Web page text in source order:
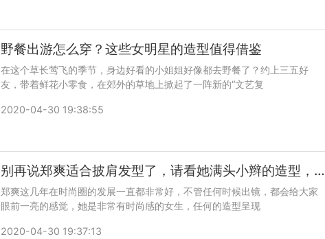
野餐出游怎么穿？这些女明星的造型值得借鉴
在这个草长莺飞的季节，身边好看的小姐姐好像都去野餐了？约上三五好
友，带着鲜花小零食，在郊外的草地上掀起了一阵新的“文艺复
2020-04-30 19:38:55
别再说郑爽适合披肩发型了，请看她满头小辫的造型，别有一番风味
郑爽这几年在时尚圈的发展一直都非常好，不管任何时候出镜，都会给大家
眼前一亮的感觉，她是非常有时尚感的女生，任何的造型呈现
2020-04-30 19:37:13